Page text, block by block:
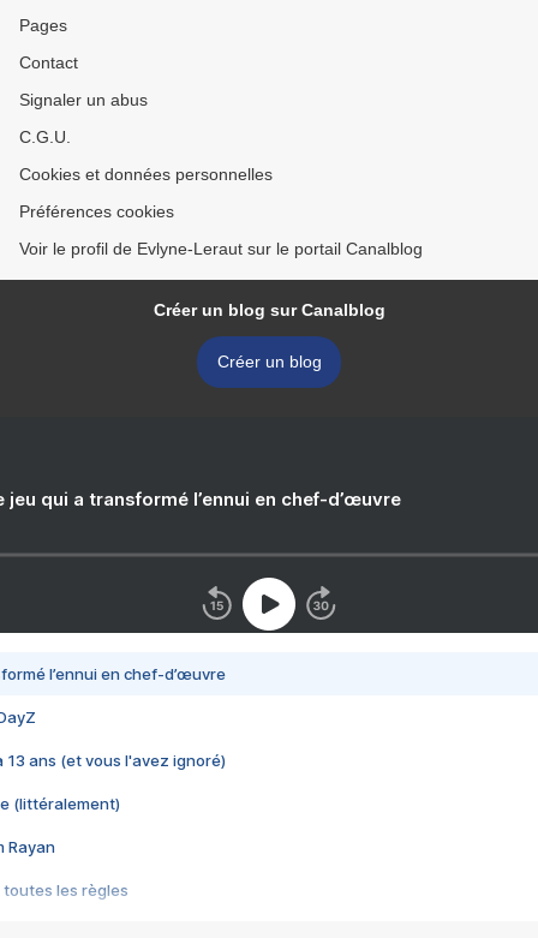
Pages
Contact
Signaler un abus
C.G.U.
Cookies et données personnelles
Préférences cookies
Voir le profil de Evlyne-Leraut sur le portail Canalblog
Créer un blog sur Canalblog
Créer un blog
jeu qui a transformé l’ennui en chef-d’œuvre
l’ennui en chef-d’œuvre
13 ans (et vous l'avez ignoré)
(littéralement)
Rayan
toutes les règles